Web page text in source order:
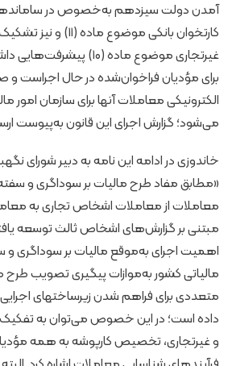
آمدن دولت سیزدهم به‌خصوص در
کارتخوان بانکی موضوع
غیرتجاری موضوع ماده (۱۰)
برای مؤدیان فراخوان‌شده در حال
الکترونیکی معاملات آنها برای سازمان امور
می‌شود؛ گزارش اجرای این قانون به‌پیوست
خاندوزی در ادامه این نامه به دبیر شورای
«مطابق مفاد طرح مالیات بر سوداگری و
معاملات از معاملات اشخاص تجاری به
مبتنی بر گزارش‌های اشخاص ثالث توسعه
اهمیت اجرای به‌موقع مالیات بر سوداگری و
مالیاتی کشور به‌موازات پیگیری تصویب طرح
متعددی برای فراهم شدن زیرساختهای اجرایی
داده است؛ در این خصوص می‌توان به تفکیک
و غیرتجاری، تخصیص کارپوشه به همه